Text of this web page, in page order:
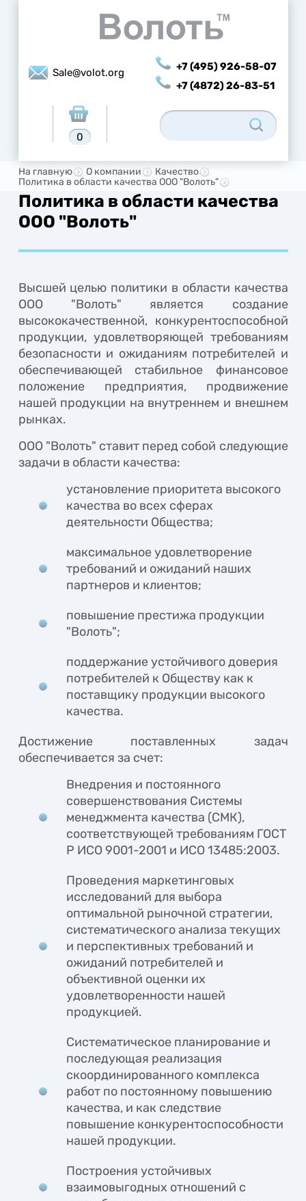
Sale@volot.org
+7 (495) 926-58-07
+7 (4872) 26-83-51
0
На главную О компании
Качество
Политика в области качества ООО "Волоть"
Политика в области качества
ООО "Волоть"
Высшей целью политики в области качества
ООО "Волоть" является создание
высококачественной, конкурентоспособной
продукции, удовлетворяющей требованиям
безопасности и ожиданиям потребителей и
обеспечивающей стабильное финансовое
положение предприятия, продвижение
нашей продукции на внутреннем и внешнем
рынках.
ООО "Волоть" ставит перед собой следующие
задачи в области качества:
установление приоритета высокого
качества во всех сферах
деятельности Общества;
максимальное удовлетворение
требований и ожиданий наших
партнеров и клиентов;
повышение престижа продукции
"Волоть";
поддержание устойчивого доверия
потребителей к Обществу как к
поставщику продукции высокого
качества.
Достижение поставленных задач
обеспечивается за счет:
Внедрения и постоянного
совершенствования Системы
менеджмента качества (СМК),
соответствующей требованиям ГОСТ
Р ИСО 9001-2001 и ИСО 13485:2003.
Проведения маркетинговых
исследований для выбора
оптимальной рыночной стратегии,
систематического анализа текущих
и перспективных требований и
ожиданий потребителей и
объективной оценки их
удовлетворенности нашей
продукцией.
Систематическое планирование и
последующая реализация
скоординированного комплекса
работ по постоянному повышению
качества, и как следствие
повышение конкурентоспособности
нашей продукции.
Построения устойчивых
взаимовыгодных отношений с